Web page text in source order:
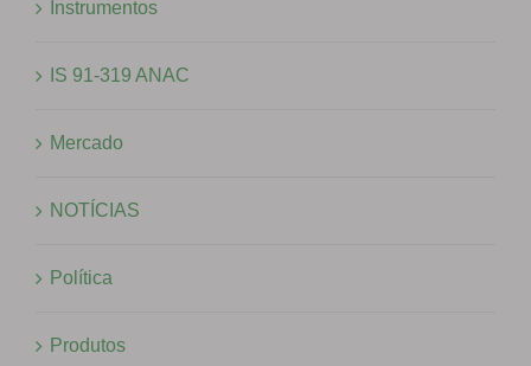
Instrumentos
IS 91-319 ANAC
Mercado
NOTÍCIAS
Política
Produtos